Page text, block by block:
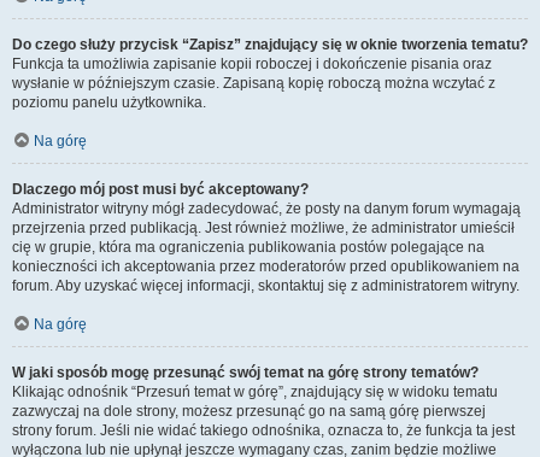
Do czego służy przycisk “Zapisz” znajdujący się w oknie tworzenia tematu?
Funkcja ta umożliwia zapisanie kopii roboczej i dokończenie pisania oraz
wysłanie w późniejszym czasie. Zapisaną kopię roboczą można wczytać z
poziomu panelu użytkownika.
Na górę
Dlaczego mój post musi być akceptowany?
Administrator witryny mógł zadecydować, że posty na danym forum wymagają
przejrzenia przed publikacją. Jest również możliwe, że administrator umieścił
cię w grupie, która ma ograniczenia publikowania postów polegające na
konieczności ich akceptowania przez moderatorów przed opublikowaniem na
forum. Aby uzyskać więcej informacji, skontaktuj się z administratorem witryny.
Na górę
W jaki sposób mogę przesunąć swój temat na górę strony tematów?
Klikając odnośnik “Przesuń temat w górę”, znajdujący się w widoku tematu
zazwyczaj na dole strony, możesz przesunąć go na samą górę pierwszej
strony forum. Jeśli nie widać takiego odnośnika, oznacza to, że funkcja ta jest
wyłączona lub nie upłynął jeszcze wymagany czas, zanim będzie możliwe